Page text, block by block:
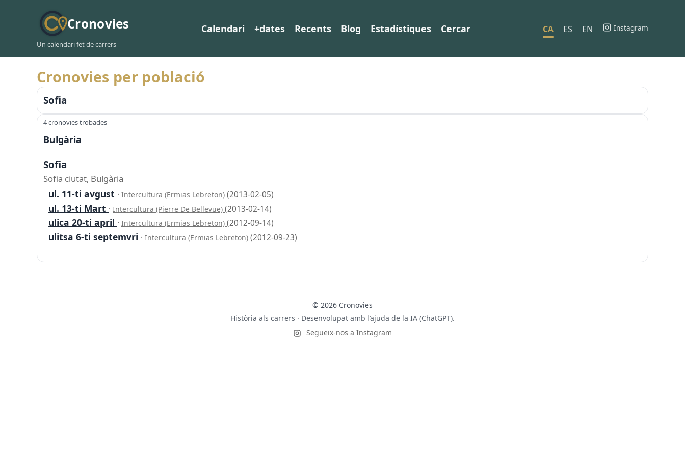
Cronovies
Un calendari fet de carrers
Calendari +dates Recents Blog Estadístiques Cercar CA ES EN Instagram
Cronovies per població
Sofia
4 cronovies trobades
Bulgària
Sofia
Sofia ciutat, Bulgària
ul. 11-ti avgust · Intercultura (Ermias Lebreton) (2013-02-05)
ul. 13-ti Mart · Intercultura (Pierre De Bellevue) (2013-02-14)
ulica 20-ti april · Intercultura (Ermias Lebreton) (2012-09-14)
ulitsa 6-ti septemvri · Intercultura (Ermias Lebreton) (2012-09-23)
© 2026 Cronovies
Història als carrers · Desenvolupat amb l’ajuda de la IA (ChatGPT).
Segueix-nos a Instagram